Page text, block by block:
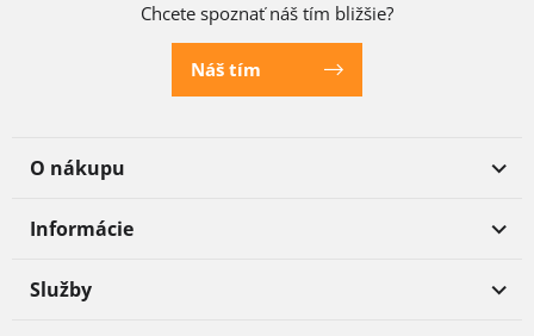
Chcete spoznať náš tím bližšie?
Náš tím
O nákupu
Informácie
Služby